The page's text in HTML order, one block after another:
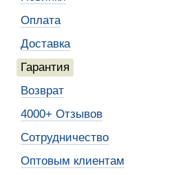
Оплата
Доставка
Гарантия
Возврат
4000+ Отзывов
Сотрудничество
Оптовым клиентам